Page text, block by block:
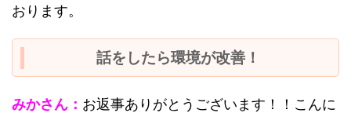
おります。
話をしたら環境が改善！
みかさん： お返事ありがとうございます！！こんに